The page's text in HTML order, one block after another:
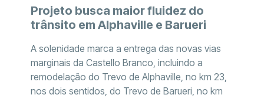
Projeto busca maior fluidez do
trânsito em Alphaville e Barueri
A solenidade marca a entrega das novas vias
marginais da Castello Branco, incluindo a
remodelação do Trevo de Alphaville, no km 23,
nos dois sentidos, do Trevo de Barueri, no km